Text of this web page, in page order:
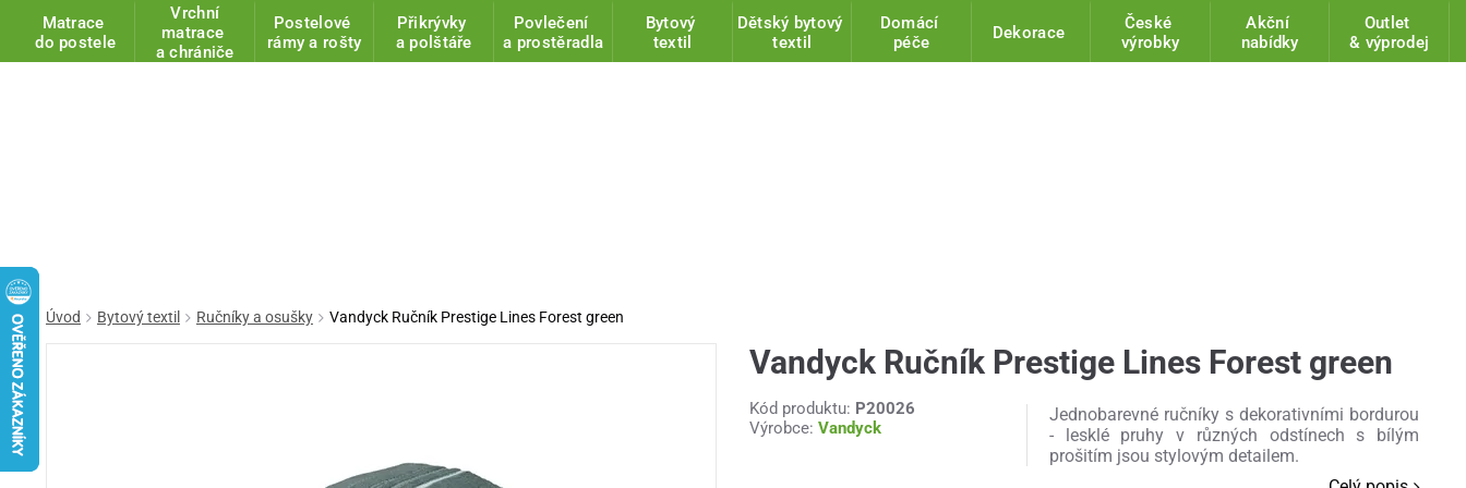
Matrace
do postele
Vrchní
matrace
a chrániče
Postelové
rámy a rošty
Přikrývky
a polštáře
Povlečení
a prostěradla
Bytový
textil
Dětský bytový
textil
Domácí
péče
Dekorace
České
výrobky
Akční
nabídky
Outlet
& výprodej
Úvod Bytový textil Ručníky a osušky Vandyck Ručník Prestige Lines Forest green
Vandyck Ručník Prestige Lines Forest green
Kód produktu: P20026
Výrobce: Vandyck
Jednobarevné ručníky s dekorativními bordurou
- lesklé pruhy v různých odstínech s bílým
prošitím jsou stylovým detailem.